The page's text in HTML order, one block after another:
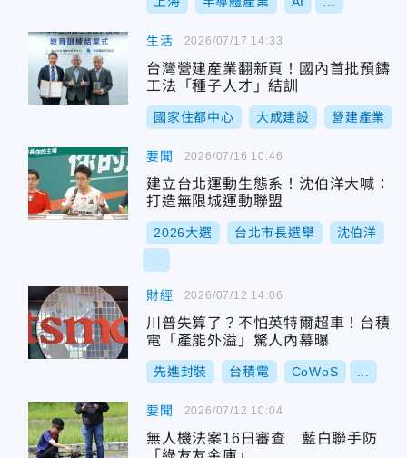
生活
台灣營建產業翻新頁！國內首批預鑄
工法「種子人才」結訓
國家住都中心 大成建設 營建產業
2026/07/17 14:33
要聞
建立台北運動生態系！沈伯洋大喊：
打造無限城運動聯盟
2026大選 台北市長選舉 沈伯洋
2026/07/16 10:46
財經
川普失算了？不怕英特爾超車！台積
電「產能外溢」驚人內幕曝
先進封裝 台積電 CoWoS
2026/07/12 14:06
要聞
無人機法案16日審查 藍白聯手防
2026/07/12 10:04